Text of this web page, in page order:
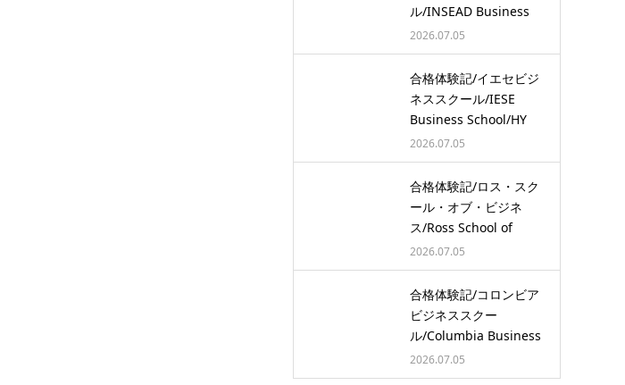
ル/INSEAD Business
School/…
2026.07.05
合格体験記/イエセビジ
ネススクール/IESE
Business School/HY
2026.07.05
合格体験記/ロス・スク
ール・オブ・ビジネ
ス/Ross School of
Busine…
2026.07.05
合格体験記/コロンビア
ビジネススクー
ル/Columbia Business
School/…
2026.07.05